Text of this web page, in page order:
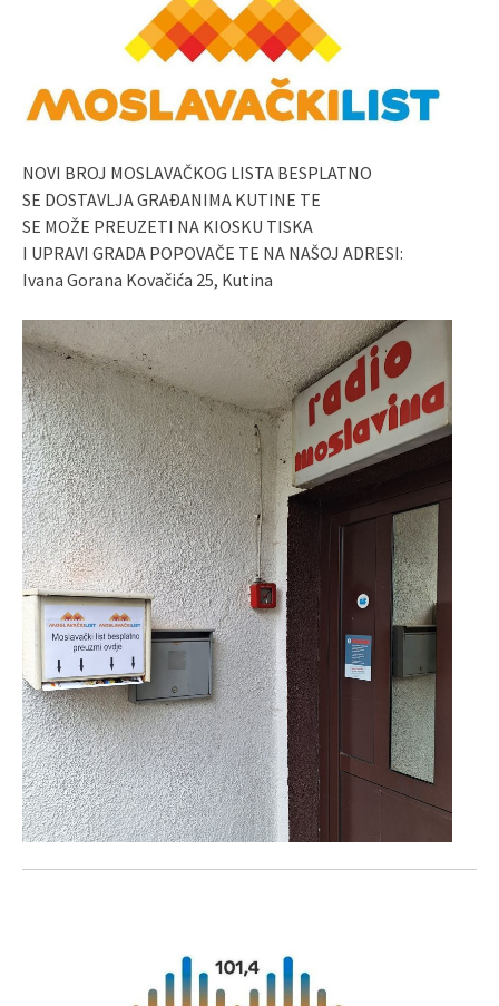
NOVI BROJ MOSLAVAČKOG LISTA BESPLATNO
SE DOSTAVLJA GRAĐANIMA KUTINE TE
SE MOŽE PREUZETI NA KIOSKU TISKA
I UPRAVI GRADA POPOVAČE TE NA NAŠOJ ADRESI:
Ivana Gorana Kovačića 25, Kutina